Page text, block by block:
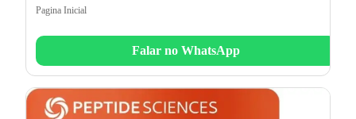
Pagina Inicial
Falar no WhatsApp